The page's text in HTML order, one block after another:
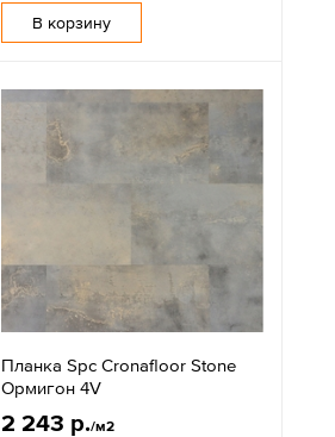
В корзину
Планка Spc Cronafloor Stone
Ормигон 4V
2 243 р./м2